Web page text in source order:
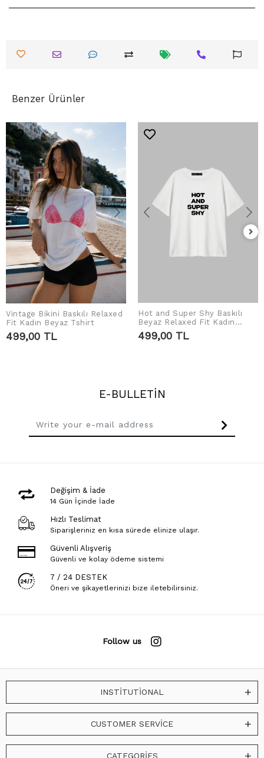
Benzer Ürünler
ADD TO CART
Vintage Bikini Baskılı Relaxed
Fit Kadın Beyaz Tshirt
499,00 TL
ADD TO CART
Hot and Super Shy Baskılı
Beyaz Relaxed Fit Kadın
Tshirt
499,00 TL
E-BULLETİN
Değişim & İade
14 Gün İçinde İade
Hızlı Teslimat
Siparişleriniz en kısa sürede elinize ulaşır.
Güvenli Alışveriş
Güvenli ve kolay ödeme sistemi
7 / 24 DESTEK
Öneri ve şikayetlerinizi bize iletebilirsiniz.
Follow us
INSTİTUTİONAL
CUSTOMER SERVİCE
CATEGORİES